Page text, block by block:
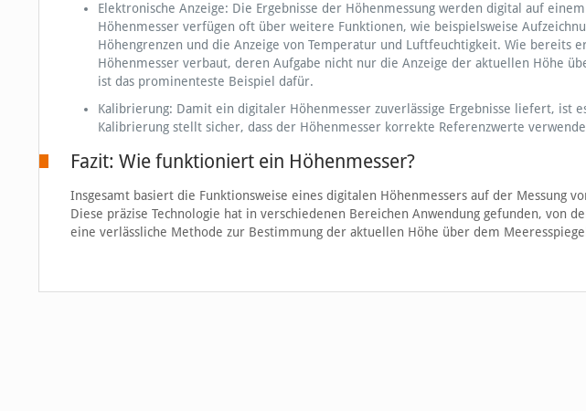
Elektronische Anzeige: Die Ergebnisse der Höhenmessung werden digital auf
Höhenmesser verfügen oft über weitere Funktionen, wie beispielsweise
Höhengrenzen und die Anzeige von Temperatur und Luftfeuchtigkeit. Wie bereits
Höhenmesser verbaut, deren Aufgabe nicht nur die Anzeige der aktuellen Höhe
ist das prominenteste Beispiel dafür.
Kalibrierung: Damit ein digitaler Höhenmesser zuverlässige Ergebnisse liefert, ist
Kalibrierung stellt sicher, dass der Höhenmesser korrekte Referenzwerte
Fazit: Wie funktioniert ein Höhenmesser?
Insgesamt basiert die Funktionsweise eines digitalen Höhenmessers auf der Messung
Diese präzise Technologie hat in verschiedenen Bereichen Anwendung gefunden, von
eine verlässliche Methode zur Bestimmung der aktuellen Höhe über dem